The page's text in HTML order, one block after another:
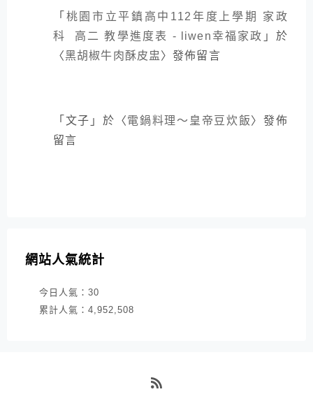
「 桃園市立平鎮高中112年度上學期 家政
科 高二 教學進度表 - liwen幸福家政 」於
〈黑胡椒牛肉酥皮盅 〉發佈留言
「 文子 」於〈電鍋料理～皇帝豆炊飯〉發佈
留言
網站人氣統計
今日人氣： 30
累計人氣： 4,952,508